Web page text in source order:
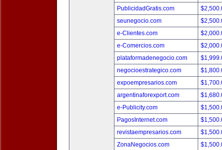
PublicidadGratis.com
seunegocio.com
e-Clientes.com
e-Comercios.com
plataformadenegocio.com
negocioestrategico.com
expoempresarios.com
argentinaforexport.com
e-Publicity.com
PagosInternet.com
revistaempresarios.com
ZonaNegocios.com